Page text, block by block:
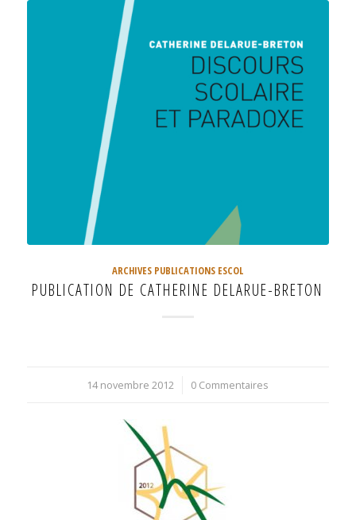
ARCHIVES PUBLICATIONS ESCOL
PUBLICATION DE CATHERINE DELARUE-BRETON
14 novembre 2012
/ 0 Commentaires